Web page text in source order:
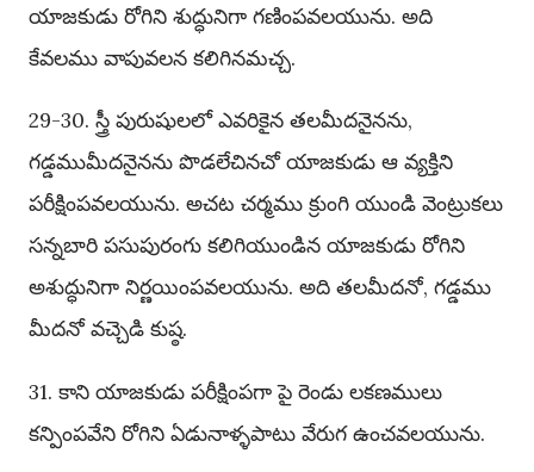
యాజకుడు రోగిని శుద్ధునిగా గణింపవలయును. అది
కేవలము వాపువలన కలిగినమచ్చ.
29-30. స్త్రీ పురుషులలో ఎవరికైన తలమీదనైనను,
గడ్డముమీదనైనను పొడలేచినచో యాజకుడు ఆ వ్యక్తిని
పరీక్షింపవలయును. అచట చర్మము క్రుంగి యుండి వెంట్రుకలు
సన్నబారి పసుపురంగు కలిగియుండిన యాజకుడు రోగిని
అశుద్ధునిగా నిర్ణయింపవలయును. అది తలమీదనో, గడ్డము
మీదనో వచ్చెడి కుష్ఠ.
31. కాని యాజకుడు పరీక్షింపగా పై రెండు లకణములు
కన్పింపవేని రోగిని ఏడునాళ్ళపాటు వేరుగ ఉంచవలయును.